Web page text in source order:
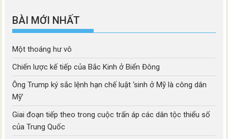
BÀI MỚI NHẤT
Một thoáng hư vô
Chiến lược kế tiếp của Bắc Kinh ở Biển Đông
Ông Trump ký sắc lệnh hạn chế luật ‘sinh ở Mỹ là công dân
Mỹ’
Giai đoạn tiếp theo trong cuộc trấn áp các dân tộc thiểu số
của Trung Quốc